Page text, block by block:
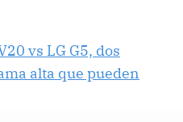
vs LG G5, dos
alta que pueden